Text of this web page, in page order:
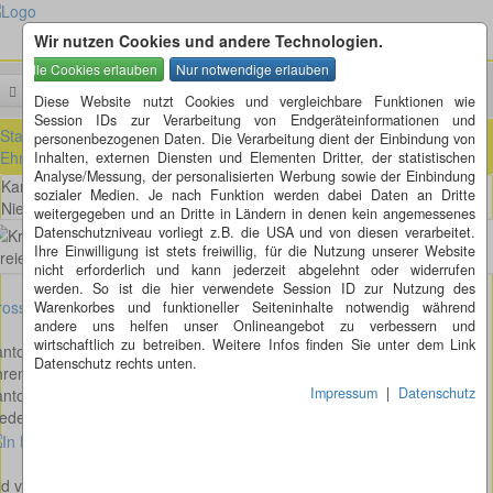
Wir nutzen Cookies und andere Technologien.
Diese Website nutzt Cookies und vergleichbare Funktionen wie
Session IDs zur Verarbeitung von Endgeräteinformationen und
personenbezogenen Daten. Die Verarbeitung dient der Einbindung von
Inhalten, externen Diensten und Elementen Dritter, der statistischen
Analyse/Messung, der personalisierten Werbung sowie der Einbindung
sozialer Medien. Je nach Funktion werden dabei Daten an Dritte
weitergegeben und an Dritte in Ländern in denen kein angemessenes
Datenschutzniveau vorliegt z.B. die USA und von diesen verarbeitet.
Ihre Einwilligung ist stets freiwillig, für die Nutzung unserer Website
nicht erforderlich und kann jederzeit abgelehnt oder widerrufen
werden. So ist die hier verwendete Session ID zur Nutzung des
Warenkorbes und funktioneller Seiteninhalte notwendig während
andere uns helfen unser Onlineangebot zu verbessern und
wirtschaftlich zu betreiben. Weitere Infos finden Sie unter dem Link
Datenschutz rechts unten.
Impressum | Datenschutz
Startseite » ausländische Kreisel » Schweiz » Aargau (AG) »
Ehrendingen (AG)
Kantonsstrasse K282 Landstrasse und K428 Freienwilerstrasse -
Niedermattstrasse in Ehrendingen
Bild anzeigen
Aargau
K282 Landstrasse und K428 Freienwilerstrasse -
von Andreas Hauri